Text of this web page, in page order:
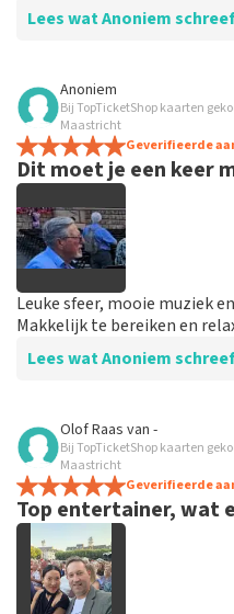
Lees wat Anoniem
Beoordeling van Anoniem over
alles in orde
spannend dat je maar zo
hebt maar alles was in
Anoniem
Bij TopTicketShop kaarten
Maastricht
Geverifieerde
Dit moet je een keer
Leuke sfeer, mooie muziek
Makkelijk te bereiken en
Lees wat Anoniem
Beoordeling van Anoniem over
Goed en snel
Binnen een week waren
geregeld en goed
evenement.
Olof Raas van -
Bij TopTicketShop kaarten
Maastricht
Geverifieerde
Top entertainer, wat